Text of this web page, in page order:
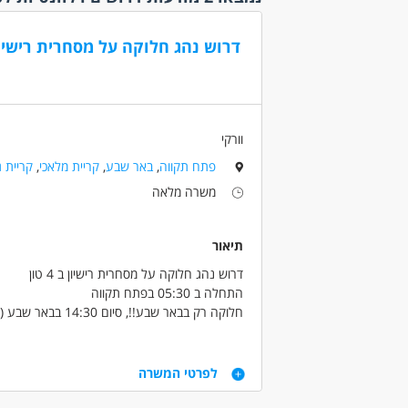
בני 40 פלוס
נסיון
מעל
דרוש נהג חלוקה על מסחרית
וורקי
פתח תקווה,באר שבע,קריית מלאכי,קריית
משרה מלאה
תיאור
דרוש נהג חלוקה על מסחרית רישיון ב 4 טון
התחלה ב 05:30 בפתח תקווה
חלוקה רק בבאר שבע!!, סיום 14:30 בבאר שבע ( 2 סבבי חלוקה)
רישיון ב' 4 טון
לפרטי המשרה